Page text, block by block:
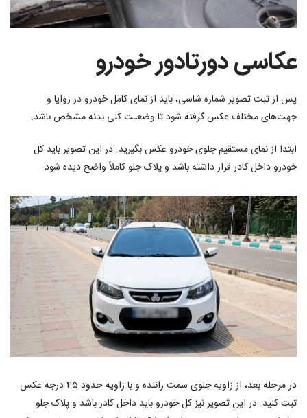
عکاسی دورتادور خودرو
پس از ثبت تصویر شماره شاسی، باید از نمای کامل خودرو در زوایا و
جهت‌های مختلف عکس گرفته شود تا وضعیت کلی بدنه مشخص باشد.
ابتدا از نمای مستقیم جلوی خودرو عکس بگیرید. در این تصویر باید کل
خودرو داخل کادر قرار داشته باشد و پلاک جلو کاملاً واضح دیده شود.
در مرحله بعد، از زاویه جلوی سمت راننده و با زاویه حدود ۴۵ درجه عکس
ثبت کنید. در این تصویر نیز کل خودرو باید داخل کادر باشد و پلاک جلو